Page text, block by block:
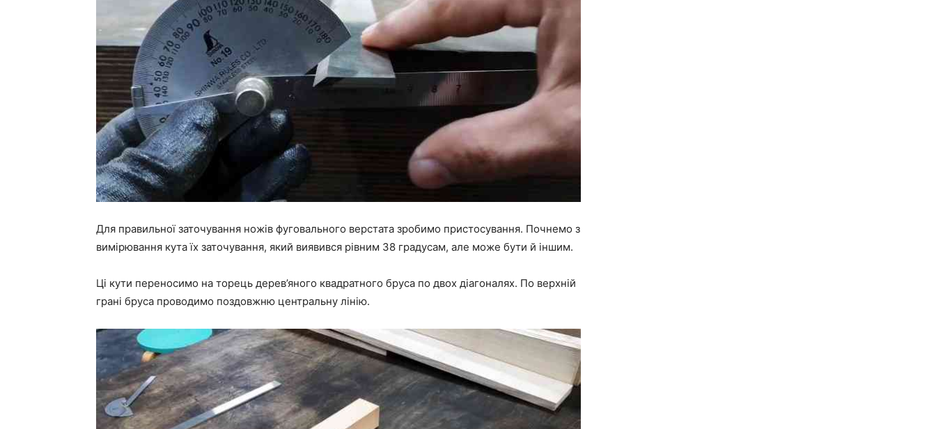
Для правильної заточування ножів фуговального верстата зробимо пристосування. Почнемо з
вимірювання кута їх заточування, який виявився рівним 38 градусам, але може бути й іншим.
Ці кути переносимо на торець дерев’яного квадратного бруса по двох діагоналях. По верхній
грані бруса проводимо поздовжню центральну лінію.